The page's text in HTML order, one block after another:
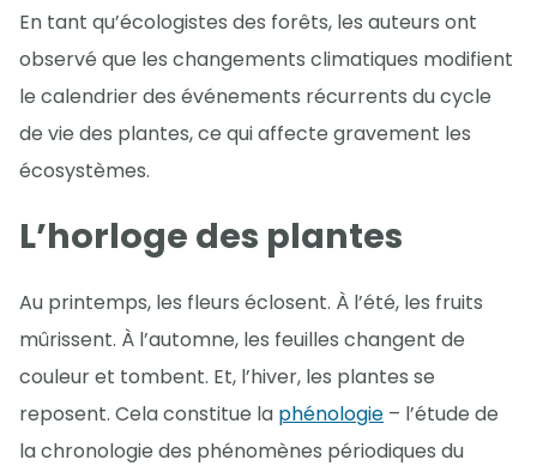
En tant qu’écologistes des forêts, les auteurs ont
observé que les changements climatiques modifient
le calendrier des événements récurrents du cycle
de vie des plantes, ce qui affecte gravement les
écosystèmes.
L’horloge des plantes
Au printemps, les fleurs éclosent. À l’été, les fruits
mûrissent. À l’automne, les feuilles changent de
couleur et tombent. Et, l’hiver, les plantes se
reposent. Cela constitue la phénologie – l’étude de
la chronologie des phénomènes périodiques du